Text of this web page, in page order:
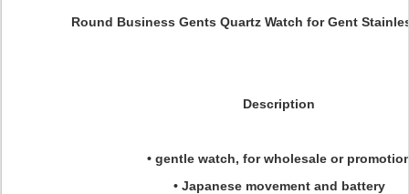
Round Business Gents Quartz Watch for Gent
Description
• gentle watch, for wholesale or
• Japanese movement and battery